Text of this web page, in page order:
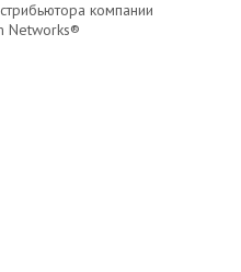
компании
Networks®